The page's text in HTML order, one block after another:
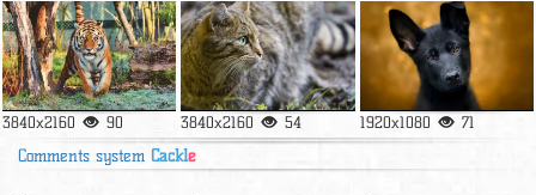
3840x2160 90 3840x2160 54 1920x1080 71
Comments system Cackle